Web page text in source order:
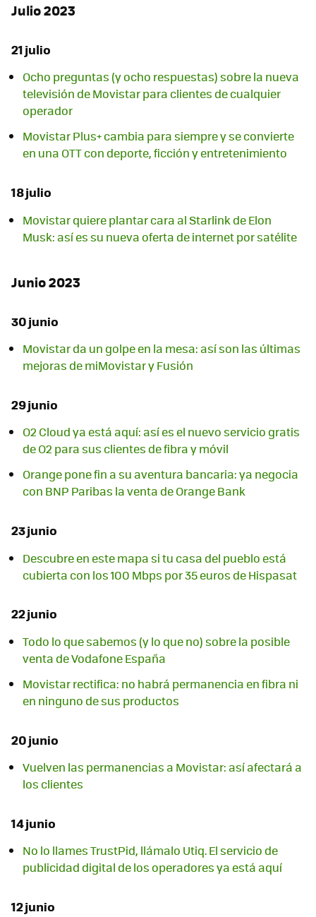
Julio 2023
21 julio
Ocho preguntas (y ocho respuestas) sobre la nueva
televisión de Movistar para clientes de cualquier
operador
Movistar Plus+ cambia para siempre y se convierte
en una OTT con deporte, ficción y entretenimiento
18 julio
Movistar quiere plantar cara al Starlink de Elon
Musk: así es su nueva oferta de internet por satélite
Junio 2023
30 junio
Movistar da un golpe en la mesa: así son las últimas
mejoras de miMovistar y Fusión
29 junio
O2 Cloud ya está aquí: así es el nuevo servicio gratis
de O2 para sus clientes de fibra y móvil
Orange pone fin a su aventura bancaria: ya negocia
con BNP Paribas la venta de Orange Bank
23 junio
Descubre en este mapa si tu casa del pueblo está
cubierta con los 100 Mbps por 35 euros de Hispasat
22 junio
Todo lo que sabemos (y lo que no) sobre la posible
venta de Vodafone España
Movistar rectifica: no habrá permanencia en fibra ni
en ninguno de sus productos
20 junio
Vuelven las permanencias a Movistar: así afectará a
los clientes
14 junio
No lo llames TrustPid, llámalo Utiq. El servicio de
publicidad digital de los operadores ya está aquí
12 junio